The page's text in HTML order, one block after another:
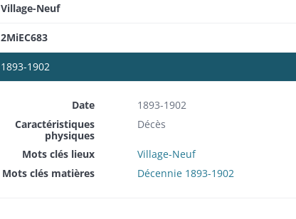
Village-Neuf
2MiEC683
1893-1902
Date
1893-1902
Caractéristiques
physiques
Décès
Mots clés lieux
Village-Neuf
Mots clés matières
Décennie 1893-1902